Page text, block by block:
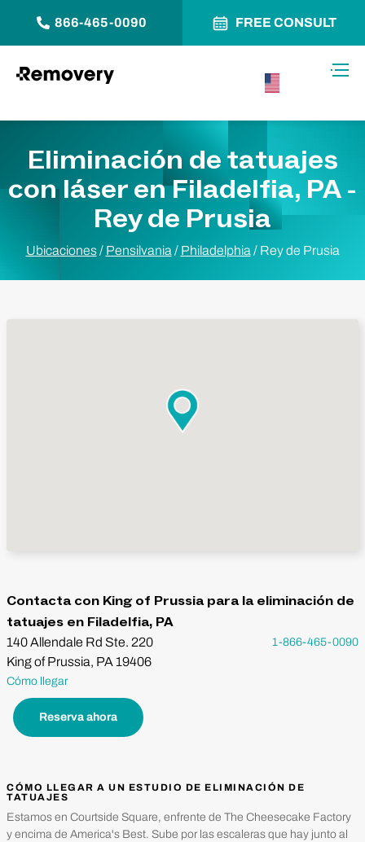
866-465-0090 FREE CONSULT
Eliminación de tatuajes
con láser en Filadelfia, PA -
Rey de Prusia
Ubicaciones / Pensilvania / Philadelphia / Rey de Prusia
Contacta con King of Prussia para la eliminación de
tatuajes en Filadelfia, PA
140 Allendale Rd Ste. 220
King of Prussia, PA 19406
Cómo llegar
Reserva ahora
1-866-465-0090
CÓMO LLEGAR A UN ESTUDIO DE ELIMINACIÓN DE
TATUAJES
Estamos en Courtside Square, enfrente de The Cheesecake Factory
y encima de America's Best. Sube por las escaleras que hay junto al